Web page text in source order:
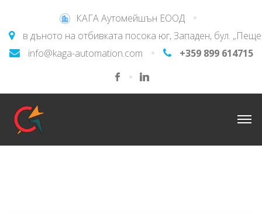
КАГА Аутомейшън ЕООД
в дъното на отбивката посока юг, Западен, бул.
info@kaga-automation.com
+359 899 614715